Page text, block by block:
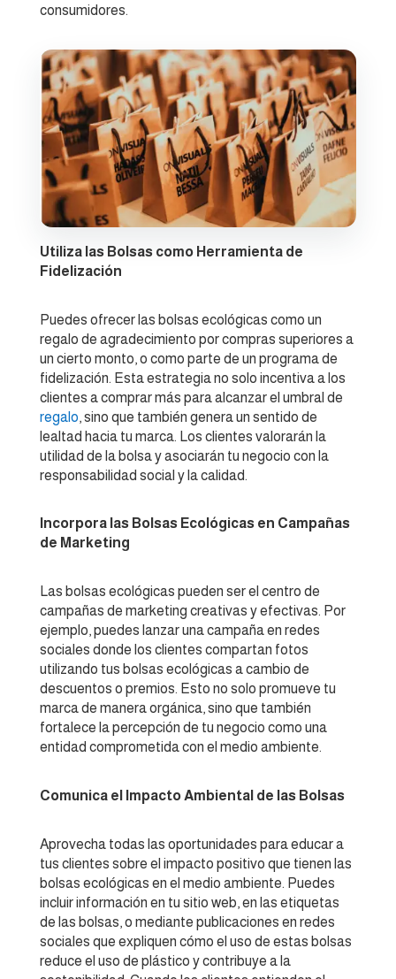
consumidores.
Utiliza las Bolsas como Herramienta de
Fidelización
Puedes ofrecer las bolsas ecológicas como un
regalo de agradecimiento por compras superiores a
un cierto monto, o como parte de un programa de
fidelización. Esta estrategia no solo incentiva a los
clientes a comprar más para alcanzar el umbral de
regalo, sino que también genera un sentido de
lealtad hacia tu marca. Los clientes valorarán la
utilidad de la bolsa y asociarán tu negocio con la
responsabilidad social y la calidad.
Incorpora las Bolsas Ecológicas en Campañas
de Marketing
Las bolsas ecológicas pueden ser el centro de
campañas de marketing creativas y efectivas. Por
ejemplo, puedes lanzar una campaña en redes
sociales donde los clientes compartan fotos
utilizando tus bolsas ecológicas a cambio de
descuentos o premios. Esto no solo promueve tu
marca de manera orgánica, sino que también
fortalece la percepción de tu negocio como una
entidad comprometida con el medio ambiente.
Comunica el Impacto Ambiental de las Bolsas
Aprovecha todas las oportunidades para educar a
tus clientes sobre el impacto positivo que tienen las
bolsas ecológicas en el medio ambiente. Puedes
incluir información en tu sitio web, en las etiquetas
de las bolsas, o mediante publicaciones en redes
sociales que expliquen cómo el uso de estas bolsas
reduce el uso de plástico y contribuye a la